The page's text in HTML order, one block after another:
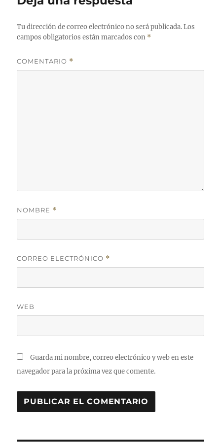
Tu dirección de correo electrónico no será publicada. Los
campos obligatorios están marcados con *
COMENTARIO *
NOMBRE *
CORREO ELECTRÓNICO *
WEB
Guarda mi nombre, correo electrónico y web en este
navegador para la próxima vez que comente.